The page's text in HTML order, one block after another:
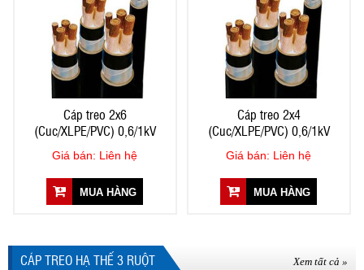
Cáp treo 2x6
(Cuc/XLPE/PVC) 0,6/1kV
Giá bán: Liên hệ
MUA HÀNG
Cáp treo 2x4
(Cuc/XLPE/PVC) 0,6/1kV
Giá bán: Liên hệ
MUA HÀNG
CÁP TREO HẠ THẾ 3 RUỘT Xem tất cả »